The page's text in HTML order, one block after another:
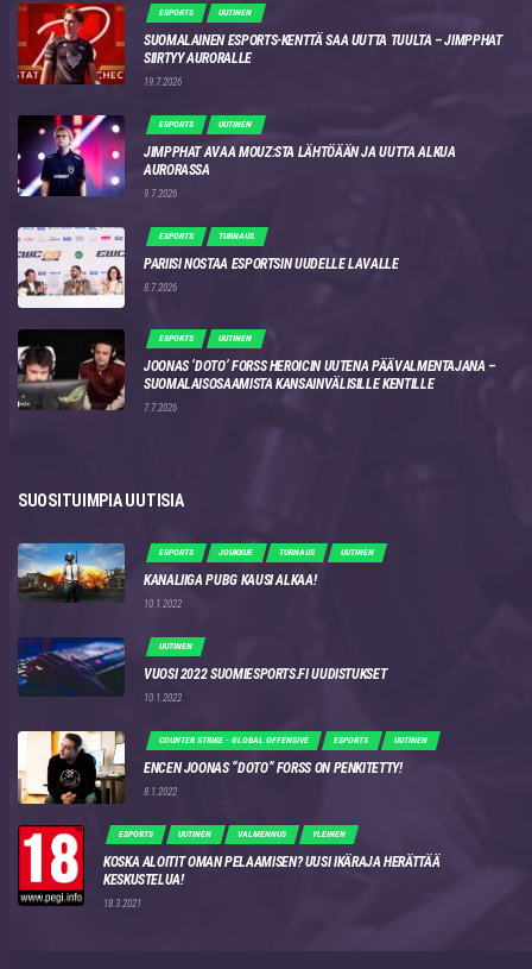
ESPORTS UUTINEN
SUOMALAINEN ESPORTS-KENTTÄ SAA UUTTA TUULTA – JIMPPHAT
SIIRTYY AURORALLE
19.7.2026
ESPORTS UUTINEN
JIMPPHAT AVAA MOUZ:STA LÄHTÖÄÄN JA UUTTA ALKUA
AURORASSA
9.7.2026
ESPORTS TURNAUS
PARIISI NOSTAA ESPORTSIN UUDELLE LAVALLE
8.7.2026
ESPORTS UUTINEN
JOONAS ‘DOTO’ FORSS HEROICIN UUTENA PÄÄVALMENTAJANA –
SUOMALAISOSAAMISTA KANSAINVÄLISILLE KENTILLE
7.7.2026
SUOSITUIMPIA UUTISIA
ESPORTS JOUKKUE TURNAUS UUTINEN
KANALIIGA PUBG KAUSI ALKAA!
10.1.2022
UUTINEN
VUOSI 2022 SUOMIESPORTS.FI UUDISTUKSET
10.1.2022
COUNTER STRIKE - GLOBAL OFFENSIVE ESPORTS UUTINEN
ENCEN JOONAS “DOTO” FORSS ON PENKITETTY!
8.1.2022
ESPORTS UUTINEN VALMENNUS YLEINEN
KOSKA ALOITIT OMAN PELAAMISEN? UUSI IKÄRAJA HERÄTTÄÄ
KESKUSTELUA!
18.3.2021